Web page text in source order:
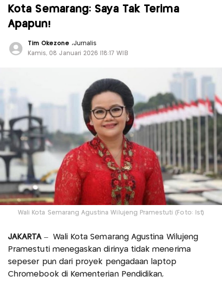
Kota Semarang: Saya Tak Terima
Apapun!
Tim Okezone ,Jurnalis
Kamis, 08 Januari 2026 |18:17 WIB
Wali Kota Semarang Agustina Wilujeng Pramestuti (Foto: Ist)
JAKARTA– Wali Kota Semarang Agustina Wilujeng
Pramestuti menegaskan dirinya tidak menerima
sepeser pun dari proyek pengadaan laptop
Chromebook di Kementerian Pendidikan,